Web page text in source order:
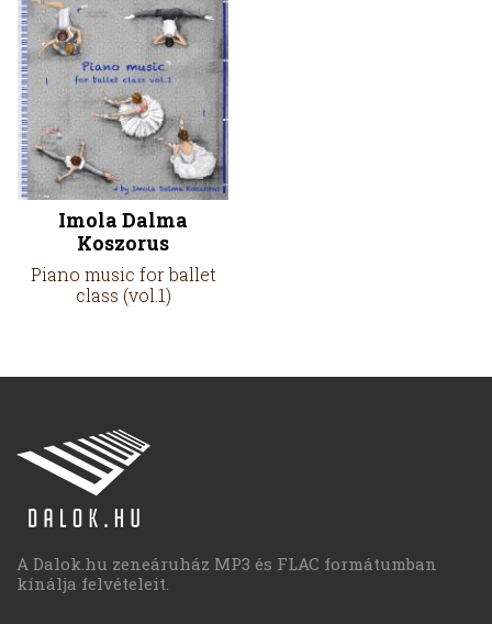
Imola Dalma
Koszorus
Piano music for ballet
class (vol.1)
A Dalok.hu zeneáruház MP3 és FLAC formátumban
kínálja felvételeit.